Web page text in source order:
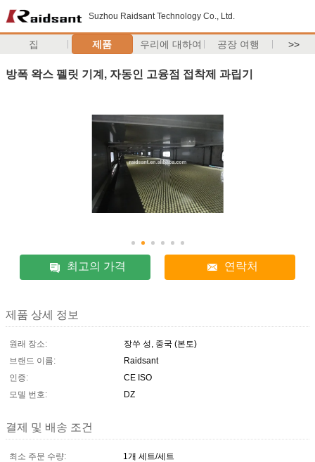
Suzhou Raidsant Technology Co., Ltd.
집 제품 우리에 대하여 공장 여행 >>
방폭 왁스 펠릿 기계, 자동인 고융점 접착제 과립기
최고의 가격 연락처
제품 상세 정보
원래 장소:
장쑤 성, 중국 (본토)
브랜드 이름:
Raidsant
인증:
CE ISO
모델 번호:
DZ
결제 및 배송 조건
최소 주문 수량:
1개 세트/세트